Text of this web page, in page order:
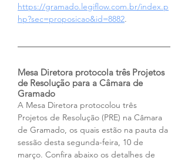
https://gramado.legiflow.com.br/index.p
hp?sec=proposicao&id=8882.
Mesa Diretora protocola três Projetos
de Resolução para a Câmara de
Gramado
A Mesa Diretora protocolou três
Projetos de Resolução (PRE) na Câmara
de Gramado, os quais estão na pauta da
sessão desta segunda-feira, 10 de
março. Confira abaixo os detalhes de